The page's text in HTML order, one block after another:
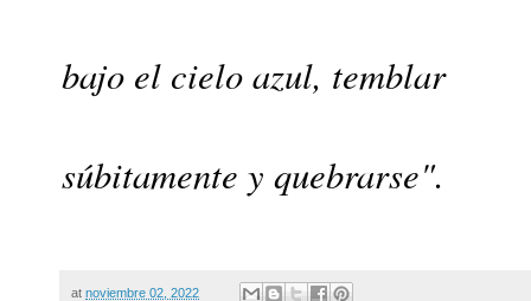
bajo el cielo azul, temblar
súbitamente y quebrarse".
at noviembre 02, 2022